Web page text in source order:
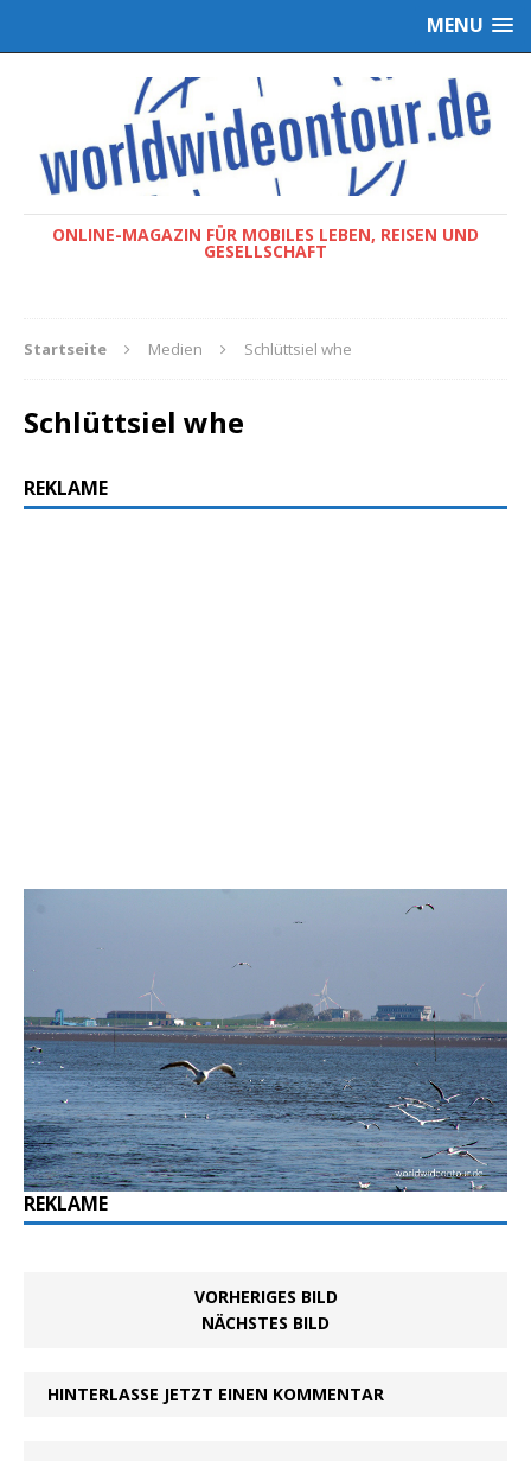
MENU
ONLINE-MAGAZIN FÜR MOBILES LEBEN, REISEN UND
GESELLSCHAFT
Startseite Medien Schlüttsiel whe
Schlüttsiel whe
REKLAME
REKLAME
VORHERIGES BILD
NÄCHSTES BILD
HINTERLASSE JETZT EINEN KOMMENTAR